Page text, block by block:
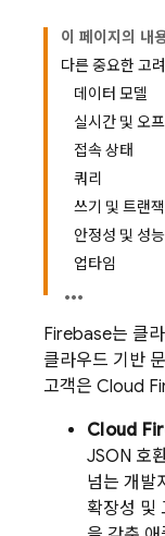
이 페이지의 내
다른 중요한 고
데이터 모델
실시간 및 오
접속 상태
쿼리
쓰기 및 트랜
안정성 및 성능
업타임
Firebase는 클
클라우드 기반
고객은 Cloud
Cloud
JSON 호
넘는 개발
확장성 및